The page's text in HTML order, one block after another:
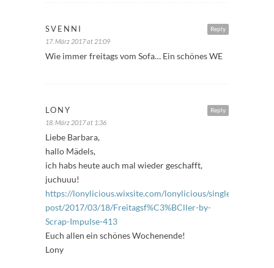
Reply
SVENNI
17. März 2017 at 21:09
Wie immer freitags vom Sofa… Ein schönes WE
Reply
LONY
18. März 2017 at 1:36
Liebe Barbara,
hallo Mädels,
ich habs heute auch mal wieder geschafft,
juchuuu!
https://lonylicious.wixsite.com/lonylicious/single-
post/2017/03/18/Freitagsf%C3%BCller-by-
Scrap-Impulse-413
Euch allen ein schönes Wochenende!
Lony